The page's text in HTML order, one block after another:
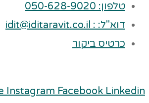
טלפון: 050-628-9020
דוא"ל: : idit@iditaravit.co.il
כרטיס ביקור
Instagram Facebook Linkedin